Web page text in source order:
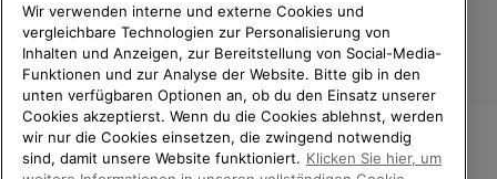
Österreich
WILLKOMMEN BEI SOREL.
Wir verwenden interne und externe Cookies und
vergleichbare Technologien zur Personalisierung von
Inhalten und Anzeigen, zur Bereitstellung von Social-Media-
Funktionen und zur Analyse der Website. Bitte gib in den
unten verfügbaren Optionen an, ob du den Einsatz unserer
Cookies akzeptierst. Wenn du die Cookies ablehnst, werden
wir nur die Cookies einsetzen, die zwingend notwendig
sind, damit unsere Website funktioniert. Klicken Sie hier, um